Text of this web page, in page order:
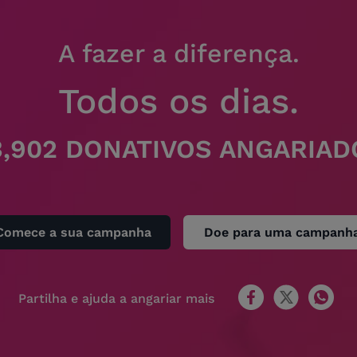
A fazer a diferença.
Todos os dias.
DONATIVOS
a sua campanha Doe para uma
Partilha e ajuda a angariar mais